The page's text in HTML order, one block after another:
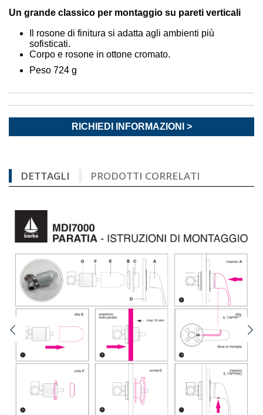
Un grande classico per montaggio su pareti verticali
Il rosone di finitura si adatta agli ambienti più
sofisticati.
Corpo e rosone in ottone cromato.
Peso 724 g
RICHIEDI INFORMAZIONI >
DETTAGLI PRODOTTI CORRELATI